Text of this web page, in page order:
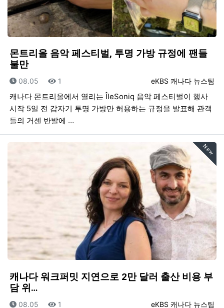
몬트리올 음악 페스티벌, 투명 가방 규정에 팬들
불만
등록자
eKBS 캐나다 뉴스팀
등록일
08.05 조회
1
캐나다 몬트리올에서 열리는 ÎleSoniq 음악 페스티벌이 행사
시작 5일 전 갑자기 투명 가방만 허용하는 규정을 발표해 관객
들의 거센 반발에 …
New
캐나다 워크퍼밋 지연으로 2만 달러 출산 비용 부
담 위…
등록자
eKBS 캐나다 뉴스팀
등록일
08.05 조회
1